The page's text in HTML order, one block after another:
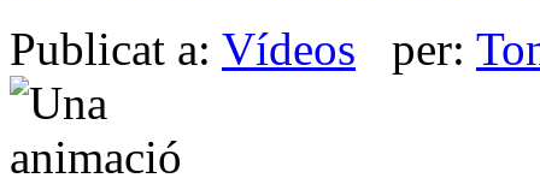
Publicat a: Vídeos per: